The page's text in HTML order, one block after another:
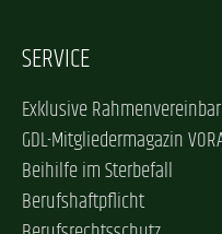
SERVICE
Exklusive
GDL-Mitgliedermagazin
Beihilfe im Sterbefall
Berufshaftpflicht